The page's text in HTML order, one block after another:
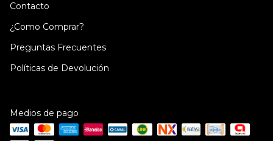
Contacto
¿Como Comprar?
Preguntas Frecuentes
Políticas de Devolución
Medios de pago